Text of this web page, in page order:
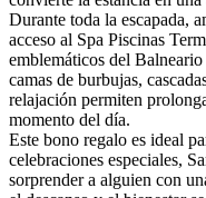
Durante toda la escapada,
acceso al Spa Piscinas
emblemáticos del
camas de burbujas,
relajación permiten
momento del día.
Este bono regalo es ideal
celebraciones especiales,
sorprender a alguien con